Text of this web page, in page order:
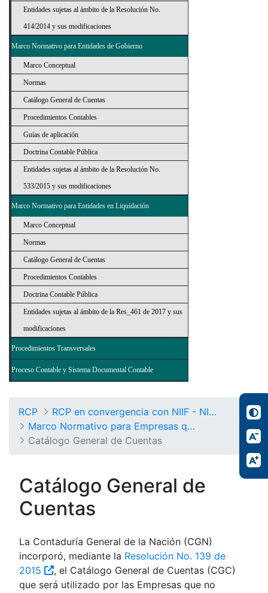
Entidades sujetas al ámbito de la Resolución No.
414/2014 y sus modificaciones
Marco Normativo para Entidades de Gobierno
Marco Conceptual
Normas
Catálogo General de Cuentas
Procedimientos Contables
Guías de aplicación
Doctrina Contable Pública
Entidades sujetas al ámbito de la Resolución No.
533/2015 y sus modificaciones
Marco Normativo para Entidades en Liquidación
Marco Conceptual
Normas
Catálogo General de Cuentas
Procedimientos Contables
Doctrina Contable Pública
Entidades sujetas al ámbito de la Res_461 de 2017 y sus
modificaciones
Procedimientos Transversales
Proceso Contable y Sistema Documental Contable
RCP
RCP en convergencia con NIIF - NICSP
Marco Normativo para Empresas que no Cotizan en el Mercado de Valores, y que no Captan ni Administran Ahorro del Público
Catálogo General de Cuentas
Catálogo General de
Cuentas
La Contaduría General de la Nación (CGN)
incorporó, mediante la Resolución No. 139 de
2015
, el Catálogo General de Cuentas (CGC)
que será utilizado por las Empresas que no